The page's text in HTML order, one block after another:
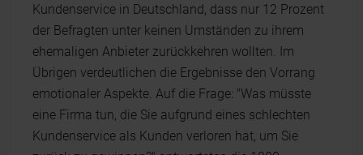
Kundenservice in Deutschland, dass nur 12 Prozent
der Befragten unter keinen Umständen zu ihrem
ehemaligen Anbieter zurückkehren wollten. Im
Übrigen verdeutlichen die Ergebnisse den Vorrang
emotionaler Aspekte. Auf die Frage: "Was müsste
eine Firma tun, die Sie aufgrund eines schlechten
Kundenservice als Kunden verloren hat, um Sie